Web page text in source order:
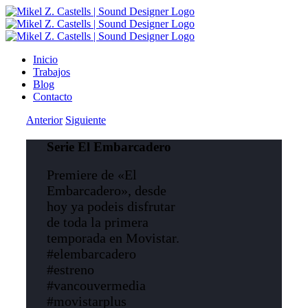
Inicio
Trabajos
Blog
Contacto
Anterior Siguiente
Serie El Embarcadero
Premiere de «El
Embarcadero», desde
hoy ya podeis disfrutar
de toda la primera
temporada en Movistar.
#elembarcadero
#estreno
#vancouvermedia
#movistarplus